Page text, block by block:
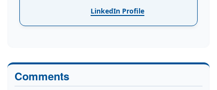
LinkedIn Profile
Comments